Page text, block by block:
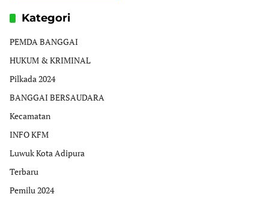
Kategori
PEMDA BANGGAI
HUKUM & KRIMINAL
Pilkada 2024
BANGGAI BERSAUDARA
Kecamatan
INFO KFM
Luwuk Kota Adipura
Terbaru
Pemilu 2024